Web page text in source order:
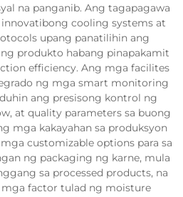
na panganib. Ang tagapagawa
cooling systems at
upang panatilihin ang
produkto habang pinapakamit
efficiency. Ang mga facilites
ng mga smart monitoring
ang presisong kontrol ng
at quality parameters sa buong
mga kakayahan sa produksyon
customizable options para sa
ng packaging ng karne, mula
sa processed products, na
factor tulad ng moisture